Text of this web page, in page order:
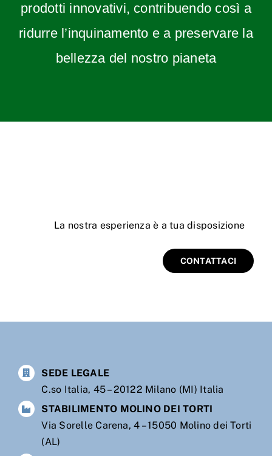
prodotti innovativi, contribuendo così a
ridurre l’inquinamento e a preservare la
bellezza del nostro pianeta
La nostra esperienza è a tua disposizione
CONTATTACI
SEDE LEGALE
C.so Italia, 45 – 20122 Milano (MI) Italia
STABILIMENTO MOLINO DEI TORTI
Via Sorelle Carena, 4 – 15050 Molino dei Torti
(AL)